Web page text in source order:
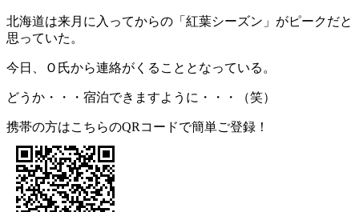
北海道は来月に入ってからの「紅葉シーズン」がピークだと
思っていた。
今日、Ｏ氏から連絡がくることとなっている。
どうか・・・宿泊できますように・・・（笑）
携帯の方はこちらのQRコードで簡単ご登録！